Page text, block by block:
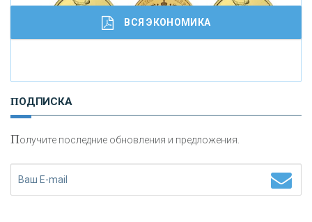
И
сохранения и увеличения капитала
ВСЯ ЭКОНОМИКА
ПОДПИСКА
Получите последние обновления и предложения.